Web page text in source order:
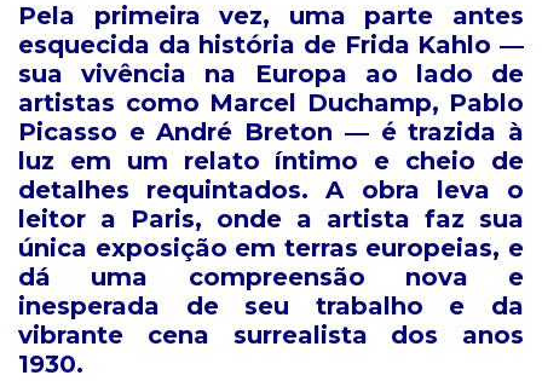
Pela primeira vez, uma parte antes
esquecida da história de Frida Kahlo ―
sua vivência na Europa ao lado de
artistas como Marcel Duchamp, Pablo
Picasso e André Breton ― é trazida à
luz em um relato íntimo e cheio de
detalhes requintados. A obra leva o
leitor a Paris, onde a artista faz sua
única exposição em terras europeias, e
dá uma compreensão nova e
inesperada de seu trabalho e da
vibrante cena surrealista dos anos
1930.